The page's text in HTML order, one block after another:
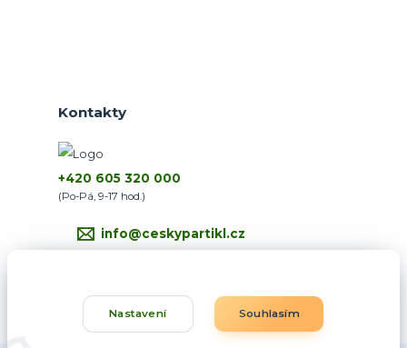
Kontakty
+420 605 320 000
(Po-Pá, 9-17 hod.)
info@ceskypartikl.cz
Nastavení Souhlasím